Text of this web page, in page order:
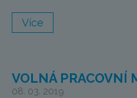
Více
VOLNÁ PRACOVNÍ
08. 03. 2019